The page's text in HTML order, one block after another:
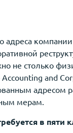
не столько
Accounting and
адресом
мерам.
в пяти